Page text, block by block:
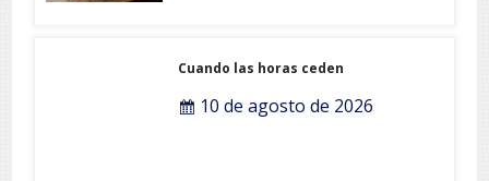
Cuando las horas ceden
10 de agosto de 2026